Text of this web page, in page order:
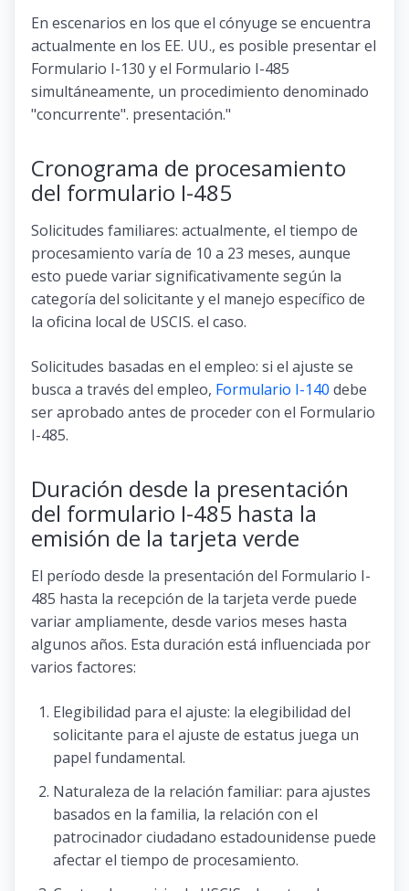
En escenarios en los que el cónyuge se encuentra
actualmente en los EE. UU., es posible presentar el
Formulario I-130 y el Formulario I-485
simultáneamente, un procedimiento denominado
"concurrente". presentación."
Cronograma de procesamiento
del formulario I-485
Solicitudes familiares: actualmente, el tiempo de
procesamiento varía de 10 a 23 meses, aunque
esto puede variar significativamente según la
categoría del solicitante y el manejo específico de
la oficina local de USCIS. el caso.
Solicitudes basadas en el empleo: si el ajuste se
busca a través del empleo, Formulario I-140 debe
ser aprobado antes de proceder con el Formulario
I-485.
Duración desde la presentación
del formulario I-485 hasta la
emisión de la tarjeta verde
El período desde la presentación del Formulario I-
485 hasta la recepción de la tarjeta verde puede
variar ampliamente, desde varios meses hasta
algunos años. Esta duración está influenciada por
varios factores:
Elegibilidad para el ajuste: la elegibilidad del
solicitante para el ajuste de estatus juega un
papel fundamental.
Naturaleza de la relación familiar: para ajustes
basados ​​en la familia, la relación con el
patrocinador ciudadano estadounidense puede
afectar el tiempo de procesamiento.